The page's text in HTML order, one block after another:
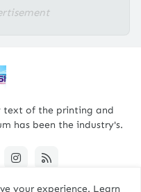
text of the printing and
has been the industry's.
your experience. Learn